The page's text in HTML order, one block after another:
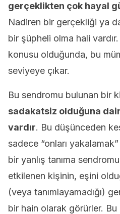
gerçeklikten çok hayal
Nadiren bir gerçekliği ya
bir şüpheli olma hali
konusu olduğunda, bu
seviyeye çıkar.
Bu sendromu bulunan bir
sadakatsiz olduğuna dair
vardır. Bu düşünceden
sadece “onları
bir yanlış tanıma
etkilenen kişinin, eşini
(veya tanımlayamadığı)
bir hain olarak görürler. Bu